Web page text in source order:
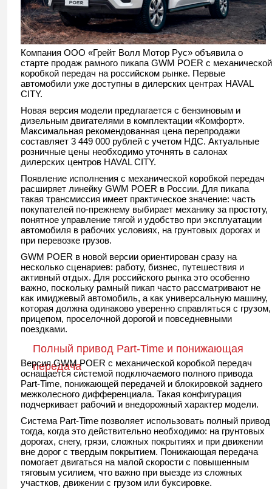
Компания ООО «Грейт Волл Мотор Рус» объявила о
старте продаж рамного пикапа GWM POER с механической
коробкой передач на российском рынке. Первые
автомобили уже доступны в дилерских центрах HAVAL
CITY.
Новая версия модели предлагается с бензиновым и
дизельным двигателями в комплектации «Комфорт».
Максимальная рекомендованная цена перепродажи
составляет 3 449 000 рублей с учетом НДС. Актуальные
розничные цены необходимо уточнять в салонах
дилерских центров HAVAL CITY.
Появление исполнения с механической коробкой передач
расширяет линейку GWM POER в России. Для пикапа
такая трансмиссия имеет практическое значение: часть
покупателей по-прежнему выбирает механику за простоту,
понятное управление тягой и удобство при эксплуатации
автомобиля в рабочих условиях, на грунтовых дорогах и
при перевозке грузов.
GWM POER в новой версии ориентирован сразу на
несколько сценариев: работу, бизнес, путешествия и
активный отдых. Для российского рынка это особенно
важно, поскольку рамный пикап часто рассматривают не
как имиджевый автомобиль, а как универсальную машину,
которая должна одинаково уверенно справляться с грузом,
прицепом, проселочной дорогой и повседневными
поездками.
Полный привод Part-Time и понижающая
передача
Версия GWM POER с механической коробкой передач
оснащается системой подключаемого полного привода
Part-Time, понижающей передачей и блокировкой заднего
межколесного дифференциала. Такая конфигурация
подчеркивает рабочий и внедорожный характер модели.
Система Part-Time позволяет использовать полный привод
тогда, когда это действительно необходимо: на грунтовых
дорогах, снегу, грязи, сложных покрытиях и при движении
вне дорог с твердым покрытием. Понижающая передача
помогает двигаться на малой скорости с повышенным
тяговым усилием, что важно при выезде из сложных
участков, движении с грузом или буксировке.